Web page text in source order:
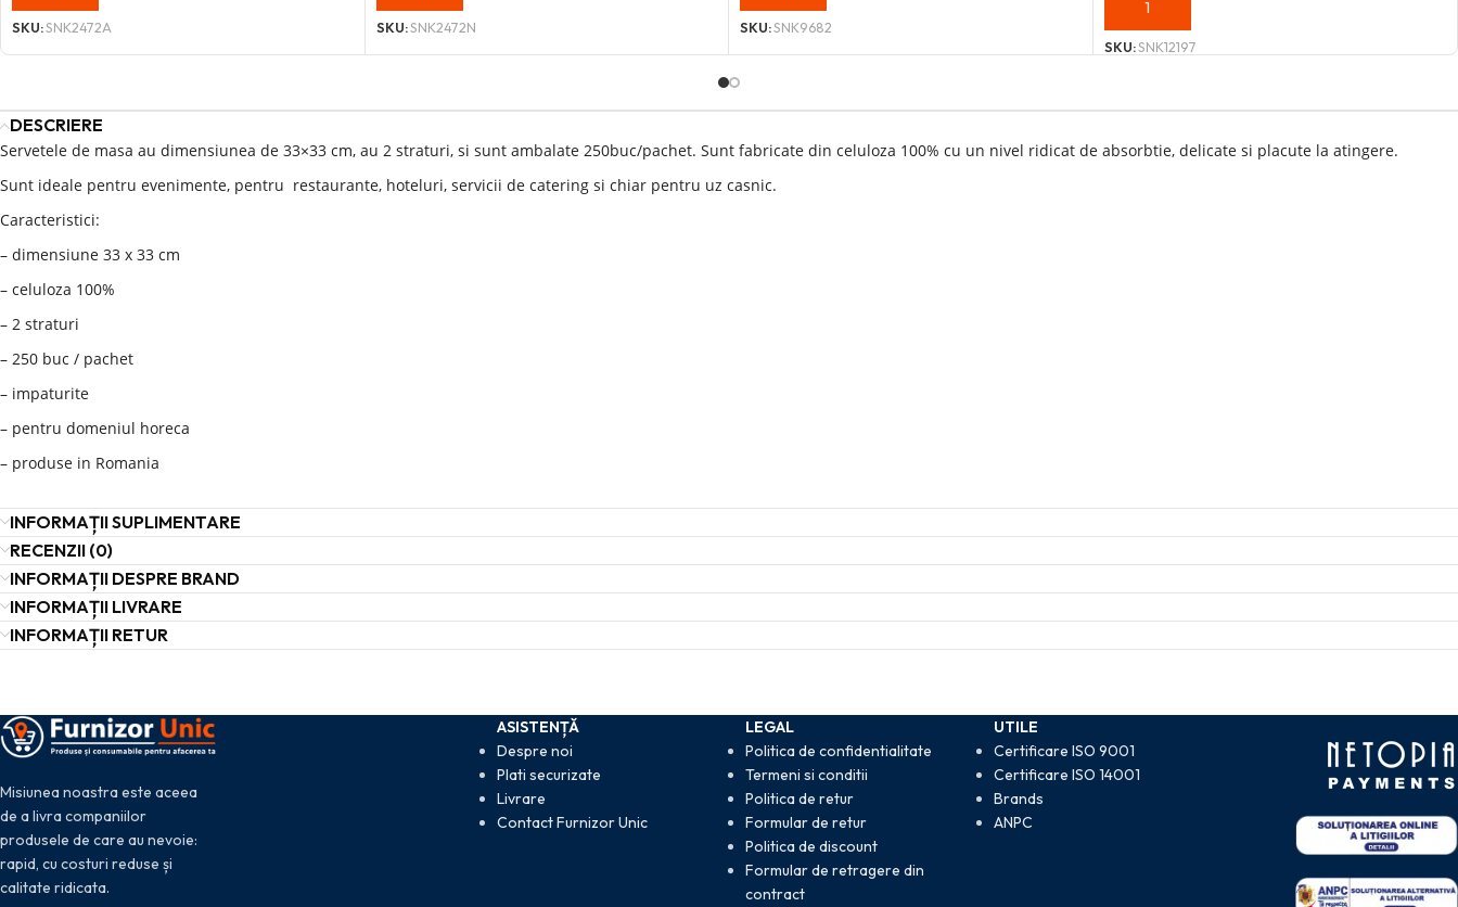
SKU:SNK2472A SKU:SNK2472N SKU:SNK9682
ADAUGĂ ÎN COȘ
SKU:SNK12197
DESCRIERE
Servetele de masa au dimensiunea de 33×33 cm, au 2 straturi, si sunt ambalate 250buc/pachet. Sunt fabricate din celuloza 100% cu un nivel ridicat de absorbtie, delicate si placute la atingere.
Sunt ideale pentru evenimente, pentru restaurante, hoteluri, servicii de catering si chiar pentru uz casnic.
Caracteristici:
– dimensiune 33 x 33 cm
– celuloza 100%
– 2 straturi
– 250 buc / pachet
– impaturite
– pentru domeniul horeca
– produse in Romania
INFORMAȚII SUPLIMENTARE
RECENZII (0)
INFORMAȚII DESPRE BRAND
INFORMAȚII LIVRARE
INFORMAȚII RETUR
Misiunea noastra este aceea
de a livra companiilor
produsele de care au nevoie:
rapid, cu costuri reduse și
calitate ridicata.
ASISTENȚĂ
Despre noi
Plati securizate
Livrare
Contact Furnizor Unic
LEGAL
Politica de confidentialitate
Termeni si conditii
Politica de retur
Formular de retur
Politica de discount
Formular de retragere din
contract
UTILE
Certificare ISO 9001
Certificare ISO 14001
Brands
ANPC